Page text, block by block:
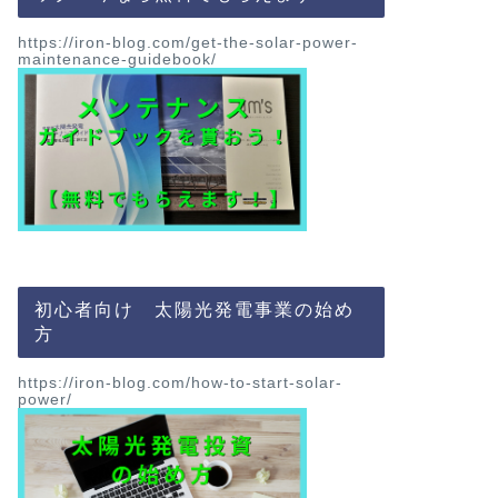
https://iron-blog.com/get-the-solar-power-
maintenance-guidebook/
初心者向け 太陽光発電事業の始め
方
https://iron-blog.com/how-to-start-solar-
power/